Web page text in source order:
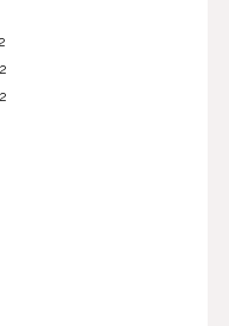
2
2
2